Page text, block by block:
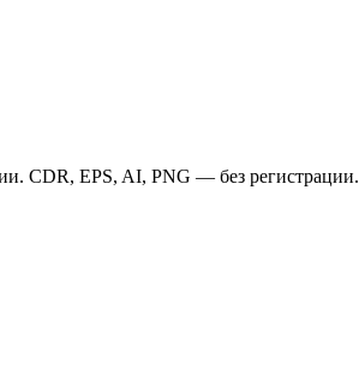
CDR, EPS, AI, PNG — без регистрации.